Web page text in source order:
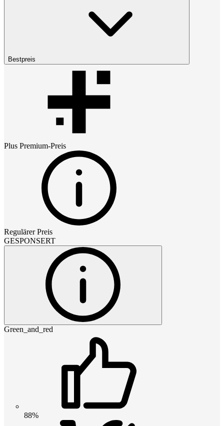
Bestpreis
Plus Premium-Preis
Regulärer Preis
GESPONSERT
Green_and_red
88%